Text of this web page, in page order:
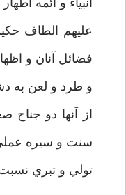
انبياء و ائمه
عليهم الطاف
فضائل آنان و
و طرد و لعن به
از آنها دو جناح
سنت و سيره
تولي و تبري